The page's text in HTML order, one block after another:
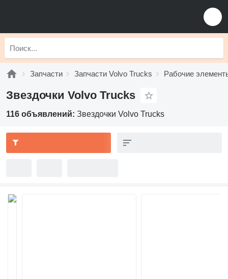
Запчасти Запчасти Volvo Trucks Рабочие
Звездочки Volvo Trucks
116 объявлений: Звездочки Volvo Trucks